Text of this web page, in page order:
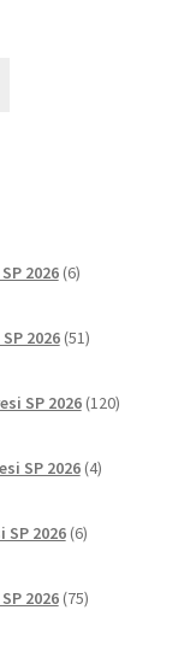
izberete
strani
2026 6izdelkov
2026 51izdelkov
SP 2026 120izdelkov
SP 2026 4izdelki
2026 6izdelkov
2026 75izdelkov